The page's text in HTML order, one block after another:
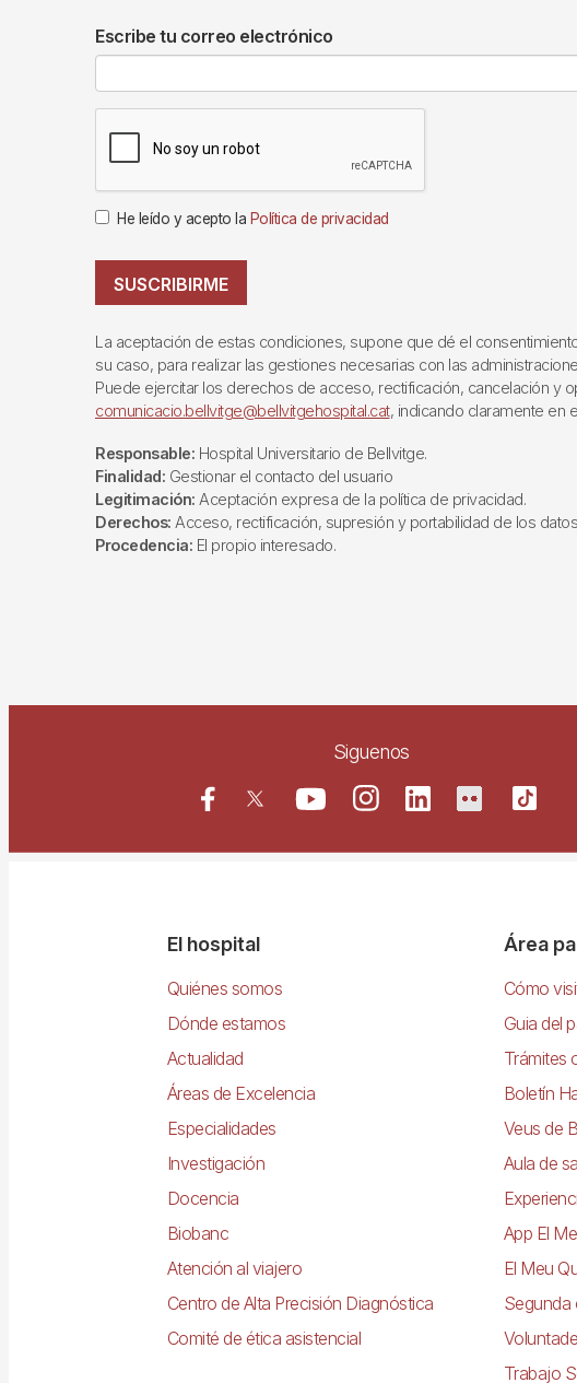
Escribe tu correo electrónico
He leído y acepto la Política de privacidad
SUSCRIBIRME
La aceptación de estas condiciones, supone que dé el
su caso, para realizar las gestiones necesarias con las
Puede ejercitar los derechos de acceso, rectificación, cancelación y
comunicacio.bellvitge@bellvitgehospital.cat, indicando claramente en
Responsable: Hospital Universitario de Bellvitge.
Finalidad: Gestionar el contacto del usuario
Legitimación: Aceptación expresa de la política de privacidad.
Derechos: Acceso, rectificación, supresión y portabilidad de los
Procedencia: El propio interesado.
Siguenos
NavegacióEl hospital
Quiénes somos
Dónde estamos
Actualidad
Áreas de Excelencia
Especialidades
Investigación
Docencia
Biobanc
Atención al viajero
Centro de Alta Precisión Diagnóstica
Comité de ética asistencial
Área
Cómo
Guia del
Trámites
Boletín
Veus de
Aula de
App El
El Meu
Segunda
Trabajo